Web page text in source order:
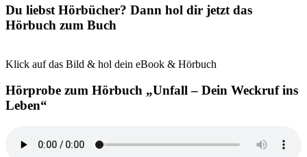
Du liebst Hörbücher? Dann hol dir jetzt das
Hörbuch zum Buch
Klick auf das Bild & hol dein eBook & Hörbuch
Hörprobe zum Hörbuch „Unfall – Dein Weckruf ins
Leben“